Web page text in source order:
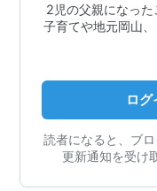
2児の父親になっ
子育てや地元岡山
ログ
読者になると、ブ
更新通知を受け